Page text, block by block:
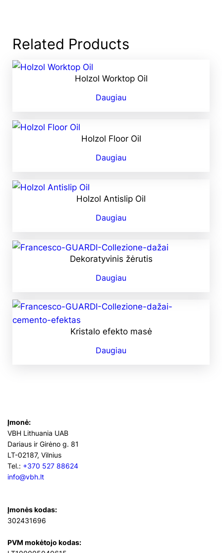
Related Products
Holzol Worktop Oil
Daugiau
Holzol Floor Oil
Daugiau
Holzol Antislip Oil
Daugiau
Dekoratyvinis žėrutis
Daugiau
Kristalo efekto masė
Daugiau
Įmonė:
VBH Lithuania UAB
Dariaus ir Girėno g. 81
LT-02187, Vilnius
Tel.: +370 527 88624
info@vbh.lt
Įmonės kodas:
302431696
PVM mokėtojo kodas: